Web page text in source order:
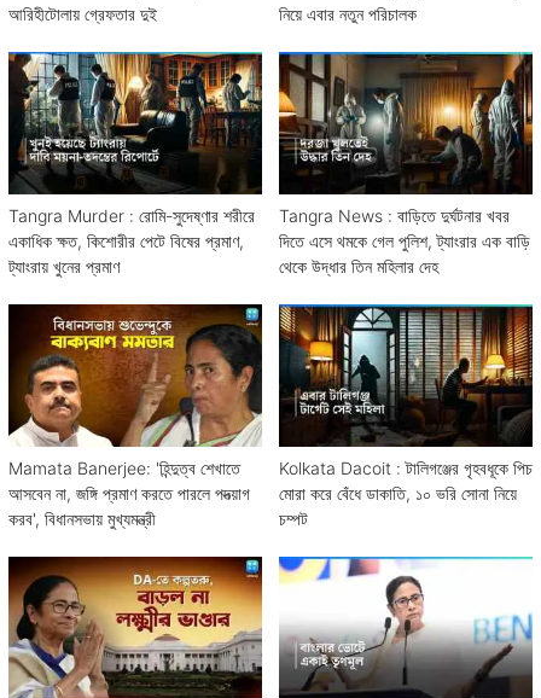
আরিহীটোলায় গ্রেফতার দুই
নিয়ে এবার নতুন পরিচালক
Tangra Murder : রোমি-সুদেষ্ণার শরীরে
একাধিক ক্ষত, কিশোরীর পেটে বিষের প্রমাণ,
ট্যাংরায় খুনের প্রমাণ
Tangra News : বাড়িতে দুর্ঘটনার খবর
দিতে এসে থমকে গেল পুলিশ, ট্যাংরার এক বাড়ি
থেকে উদ্ধার তিন মহিলার দেহ
Mamata Banerjee: 'হিন্দুত্ব শেখাতে
আসবেন না, জঙ্গি প্রমাণ করতে পারলে পদত্য়াগ
করব', বিধানসভায় মুখ্যমন্ত্রী
Kolkata Dacoit : টালিগঞ্জের গৃহবধূকে পিচ
মোরা করে বেঁধে ডাকাতি, ১০ ভরি সোনা নিয়ে
চম্পট